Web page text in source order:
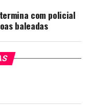
com policial
baleadas